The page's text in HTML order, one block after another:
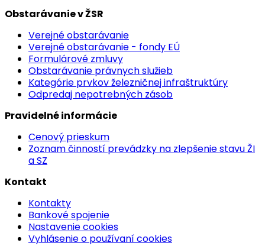
Obstarávanie v ŽSR
Verejné obstarávanie
Verejné obstarávanie - fondy EÚ
Formulárové zmluvy
Obstarávanie právnych služieb
Kategórie prvkov železničnej infraštruktúry
Odpredaj nepotrebných zásob
Pravidelné informácie
Cenový prieskum
Zoznam činností prevádzky na zlepšenie stavu ŽI
a SZ
Kontakt
Kontakty
Bankové spojenie
Nastavenie cookies
Vyhlásenie o používaní cookies